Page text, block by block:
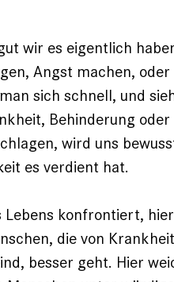
wir es eigentlich
Angst machen, oder
sich schnell, und
Behinderung oder
wird uns
es verdient hat.
konfrontiert, hier
die von
besser geht. Hier